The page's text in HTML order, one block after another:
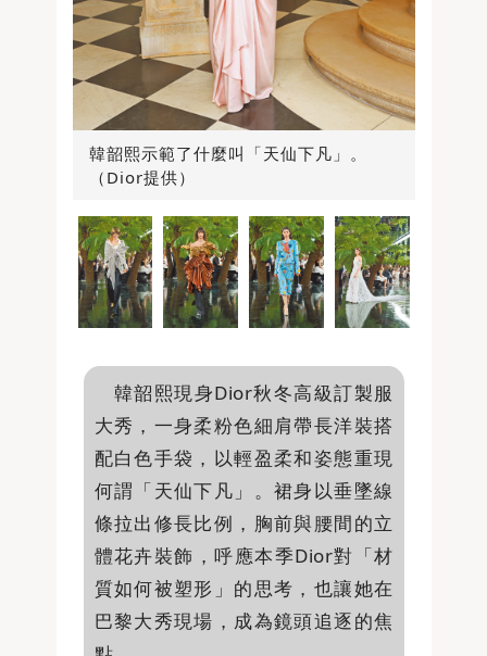
韓韶熙示範了什麼叫「天仙下凡」。
（Dior提供）
韓韶熙現身Dior秋冬高級訂製服
大秀，一身柔粉色細肩帶長洋裝搭
配白色手袋，以輕盈柔和姿態重現
何謂「天仙下凡」。裙身以垂墜線
條拉出修長比例，胸前與腰間的立
體花卉裝飾，呼應本季Dior對「材
質如何被塑形」的思考，也讓她在
巴黎大秀現場，成為鏡頭追逐的焦